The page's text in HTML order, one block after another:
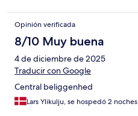
Opinión verificada
8/10 Muy buena
4 de diciembre de 2025
Traducir con Google
Central beliggenhed
Lars Ylikulju, se hospedó 2 noches